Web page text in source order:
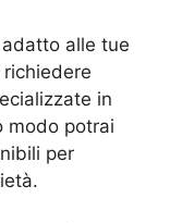
alle tue
in
modo potrai
per